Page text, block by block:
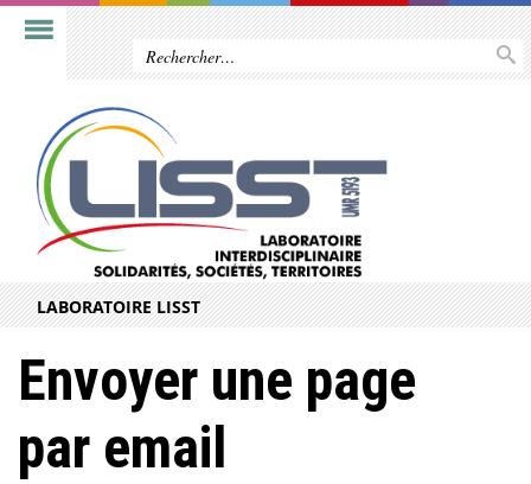
LABORATOIRE LISST
Envoyer une page
par email